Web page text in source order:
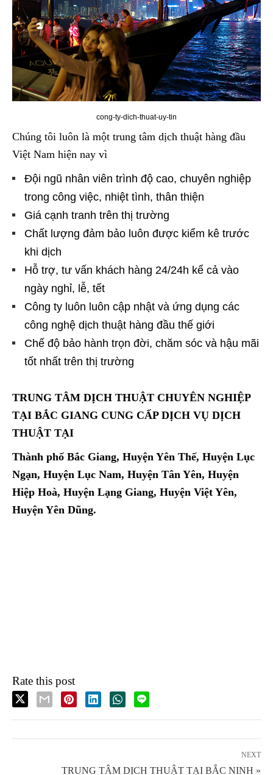
cong-ty-dich-thuat-uy-tin
Chúng tôi luôn là một trung tâm dịch thuật hàng đầu
Việt Nam hiện nay vì
Đội ngũ nhân viên trình độ cao, chuyên nghiệp
trong công việc, nhiệt tình, thân thiện
Giá cạnh tranh trên thị trường
Chất lượng đảm bảo luôn được kiểm kê trước
khi dịch
Hỗ trợ, tư vấn khách hàng 24/24h kể cả vào
ngày nghỉ, lễ, tết
Công ty luôn luôn cập nhật và ứng dụng các
công nghệ dịch thuật hàng đầu thế giới
Chế độ bảo hành trọn đời, chăm sóc và hậu mãi
tốt nhất trên thị trường
TRUNG TÂM DỊCH THUẬT CHUYÊN NGHIỆP
TẠI BẮC GIANG CUNG CẤP DỊCH VỤ DỊCH
THUẬT TẠI
Thành phố Bắc Giang, Huyện Yên Thế, Huyện Lục
Ngạn, Huyện Lục Nam, Huyện Tân Yên, Huyện
Hiệp Hoà, Huyện Lạng Giang, Huyện Việt Yên,
Huyện Yên Dũng.
Rate this post
NEXT
TRUNG TÂM DỊCH THUẬT TẠI BẮC NINH »